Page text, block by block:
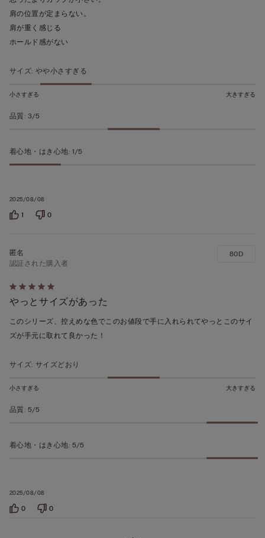
の
う
ち
の
価
2025/08/08
肩の位置が定まらない。
肩が重く感じる
ホールド感がない
サイズ: やや小さすぎる
小さすぎる 大きすぎる
品質: 3/5
着心地・はき心地: 1/5
1 0
5
段
階
の
ち
の
価
2025/08/08
認証された購入者
やっとサイズがあった
このシリーズ、控えめな色でこのお値段で手に入れられてやっとこのサイ
ズが手元に取れて良かった！
80D
サイズ: サイズどおり
小さすぎる 大きすぎる
品質: 5/5
着心地・はき心地: 5/5
0 0